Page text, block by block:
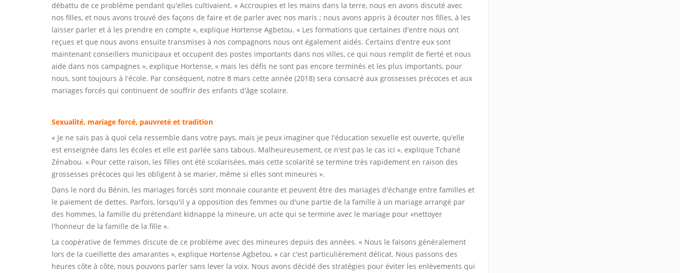
débattu de ce problème pendant qu'elles cultivaient. « Accroupies et les mains dans la terre, nous en avons discuté avec
nos filles, et nous avons trouvé des façons de faire et de parler avec nos maris ; nous avons appris à écouter nos filles, à les
laisser parler et à les prendre en compte », explique Hortense Agbetou. « Les formations que certaines d'entre nous ont
reçues et que nous avons ensuite transmises à nos compagnons nous ont également aidés. Certains d'entre eux sont
maintenant conseillers municipaux et occupent des postes importants dans nos villes, ce qui nous remplit de fierté et nous
aide dans nos campagnes », explique Hortense, « mais les défis ne sont pas encore terminés et les plus importants, pour
nous, sont toujours à l'école. Par conséquent, notre 8 mars cette année (2018) sera consacré aux grossesses précoces et aux
mariages forcés qui continuent de souffrir des enfants d'âge scolaire.
Sexualité, mariage forcé, pauvreté et tradition
« Je ne sais pas à quoi cela ressemble dans votre pays, mais je peux imaginer que l'éducation sexuelle est ouverte, qu’elle
est enseignée dans les écoles et elle est parlée sans tabous. Malheureusement, ce n'est pas le cas ici », explique Tchané
Zénabou. « Pour cette raison, les filles ont été scolarisées, mais cette scolarité se termine très rapidement en raison des
grossesses précoces qui les obligent à se marier, même si elles sont mineures ».
Dans le nord du Bénin, les mariages forcés sont monnaie courante et peuvent être des mariages d'échange entre familles et
le paiement de dettes. Parfois, lorsqu'il y a opposition des femmes ou d'une partie de la famille à un mariage arrangé par
des hommes, la famille du prétendant kidnappe la mineure, un acte qui se termine avec le mariage pour «nettoyer
l'honneur de la famille de la fille ».
La coopérative de femmes discute de ce problème avec des mineures depuis des années. « Nous le faisons généralement
lors de la cueillette des amarantes », explique Hortense Agbetou, « car c'est particulièrement délicat. Nous passons des
heures côte à côte, nous pouvons parler sans lever la voix. Nous avons décidé des stratégies pour éviter les enlèvements qui